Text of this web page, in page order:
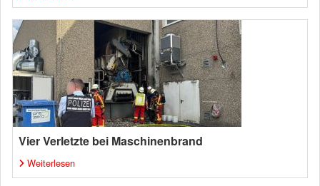
Vier Verletzte bei Maschinenbrand
Weiterlesen